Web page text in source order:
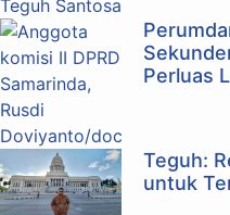
Perluas
Teguh:
untuk